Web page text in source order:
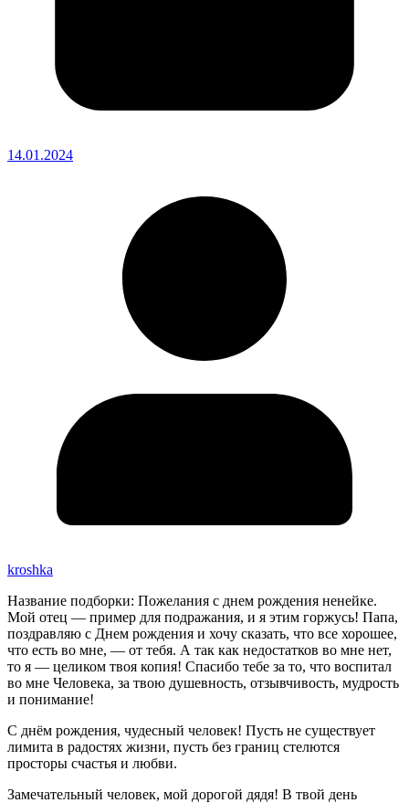
14.01.2024
kroshka
Название подборки: Пожелания с днем рождения ненейке.
Мой отец — пример для подражания, и я этим горжусь! Папа,
поздравляю с Днем рождения и хочу сказать, что все хорошее,
что есть во мне, — от тебя. А так как недостатков во мне нет,
то я — целиком твоя копия! Спасибо тебе за то, что воспитал
во мне Человека, за твою душевность, отзывчивость, мудрость
и понимание!
С днём рождения, чудесный человек! Пусть не существует
лимита в радостях жизни, пусть без границ стелются
просторы счастья и любви.
Замечательный человек, мой дорогой дядя! В твой день